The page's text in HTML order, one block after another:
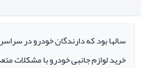
سالها بود که دارندگان خودرو در
خرید لوازم جانبی خودرو با مشکلات